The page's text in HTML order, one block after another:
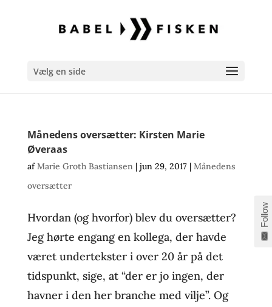
Vælg en side
Månedens oversætter: Kirsten Marie
Øveraas
afMarie Groth Bastiansen| jun 29, 2017| Månedens
oversætter
Hvordan (og hvorfor) blev du oversætter?
Jeg hørte engang en kollega, der havde
været undertekster i over 20 år på det
tidspunkt, sige, at “der er jo ingen, der
havner i den her branche med vilje”. Og
Follow